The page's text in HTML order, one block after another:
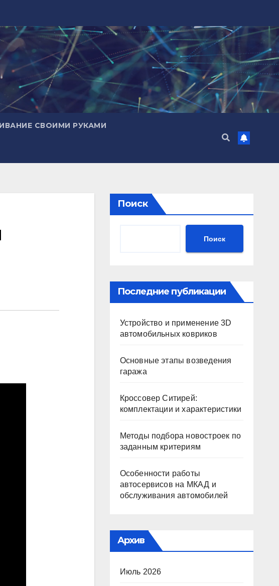
СВОИМИ РУКАМИ
Поиск
Поиск
Последние публикации
Устройство и применение 3D
автомобильных ковриков
Основные этапы возведения
гаража
Кроссовер Ситирей:
комплектации и характеристики
Методы подбора новостроек по
заданным критериям
Особенности работы
автосервисов на МКАД и
обслуживания автомобилей
Архив
Июль 2026